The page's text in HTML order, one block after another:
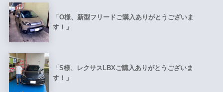
「O様、新型フリードご購入ありがとうございま
す！」
「S様、レクサスLBXご購入ありがとうございま
す！」